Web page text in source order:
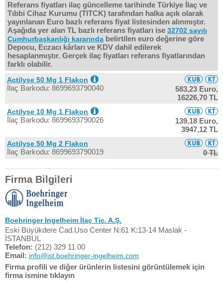
Referans fiyatları ilaç güncelleme tarihinde Türkiye İlaç ve
Tıbbi Cihaz Kurumu (TITCK) tarafından halka açık olarak
yayınlanan Euro bazlı referans fiyat listesinden alınmıştır.
Aşağıda yer alan TL bazlı referans fiyatları ise 32702 sayılı
Cumhurbaşkanlığı kararında belirtilen euro değerine göre
Depocu, Eczacı kârları ve KDV dahil edilerek
hesaplanmıştır. Gerçek ilaç fiyatları referans fiyatlarından
farklı olabilir.
Actilyse 50 Mg 1 Flakon
İlaç Barkodu: 8699693790040
583,23 Euro,
16226,70 TL
Actilyse 10 Mg 1 Flakon
İlaç Barkodu: 8699693790026
139,18 Euro,
3947,12 TL
Actilyse 50 Mg 2 Flakon
İlaç Barkodu: 8699693790019 0 TL
Firma Bilgileri
Boehringer Ingelheim İlaç Tic. A.Ş.
Eski Büyükdere Cad.Uso Center N:61 K:13-14 Maslak -
İSTANBUL
Telefon: (212) 329 11 00
Email: info@ist.boehringer-ingelheim.com
Firma profili ve diğer ürünlerin listesini görüntülemek için
firma ismine tıklayın